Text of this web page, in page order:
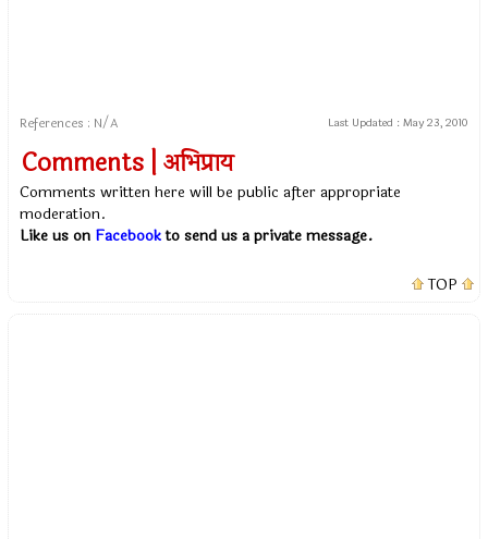
References : N/A Last Updated : May 23, 2010
Comments | अभिप्राय
Comments written here will be public after appropriate
moderation.
Like us on Facebookto send us a private message.
TOP